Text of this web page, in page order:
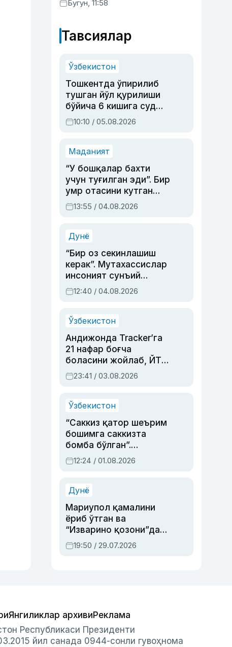
Бугун, 11:58
Тавсиялар
Ўзбекистон
Тошкентда ўпирилиб
тушган йўл қурилиши
бўйича 6 кишига суд
ҳукми ўқилди
10:10 / 05.08.2026
Маданият
“У бошқалар бахти
учун туғилган эди”. Бир
умр отасини кутган
актриса ва дубльяж
устаси Римма
синовларга тўла ҳаёти
13:55 / 04.08.2026
Дунё
“Бир оз секинлашиш
керак”. Мутахассислар
инсоният сунъий
интеллектни бошқара
олмай қолишидан
12:40 / 04.08.2026
Ўзбекистон
Андижонда Tracker’га
21 нафар боғча
боласини жойлаб, ЙТҲ
содир этган аёлга суд
ҳукми ўқилди
23:41 / 03.08.2026
Ўзбекистон
“Саккиз қатор шеърим
бошимга саккизта
бомба бўлган”.
Абдулла Ориповни
сиёсий айбловлардан
12:24 / 01.08.2026
Дунё
Мариупол қамалини
ёриб ўтган ва
“Изварино қозони”дан
чиққан қаҳрамон —
Украина армияси бош
19:50 / 29.07.2026
Янгиликлар архивиРеклама
Республикаси Президенти
йил санада 0944-сонли гувоҳнома